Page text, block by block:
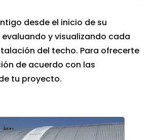
desde el inicio de su
y visualizando cada
del techo. Para ofrecerte
de acuerdo con las
tu proyecto.
Home